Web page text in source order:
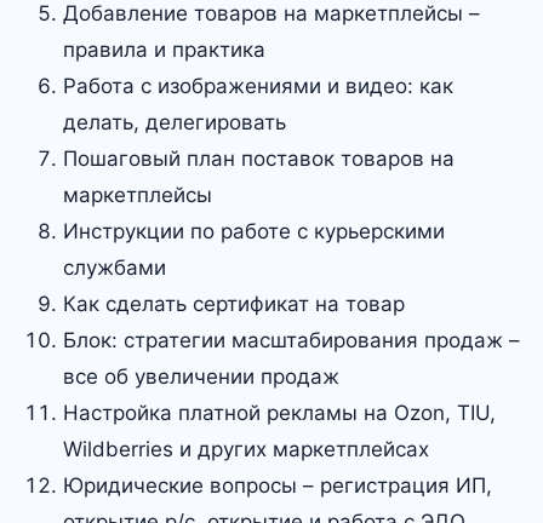
Добавление товаров на маркетплейсы –
правила и практика
Работа с изображениями и видео: как
делать, делегировать
Пошаговый план поставок товаров на
маркетплейсы
Инструкции по работе с курьерскими
службами
Как сделать сертификат на товар
Блок: стратегии масштабирования продаж –
все об увеличении продаж
Настройка платной рекламы на Ozon, TIU,
Wildberries и других маркетплейсах
Юридические вопросы – регистрация ИП,